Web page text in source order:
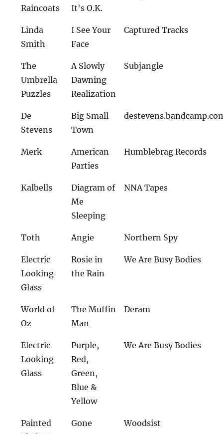
Raincoats
It's O.K.
Linda
Smith
I See Your
Face
Captured Tracks
The
Umbrella
Puzzles
A Slowly
Dawning
Realization
Subjangle
De
Stevens
Big Small
Town
Merk
American
Parties
Humblebrag Records
Kalbells
Diagram of
Me
Sleeping
NNA Tapes
Toth Angie Northern Spy
Electric
Looking
Glass
Rosie in
the Rain
We Are Busy Bodies
World of
Oz
The Muffin
Man
Deram
Electric
Looking
Glass
Purple,
Red,
Green,
Blue &
Yellow
We Are Busy Bodies
Painted
Gone Woodsist